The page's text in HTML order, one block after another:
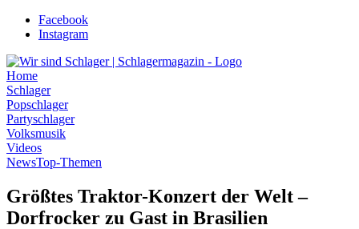
Zum
Inhalt
Facebook
Instagram
Home
Schlager
Popschlager
Partyschlager
Volksmusik
Videos
NewsTop-Themen
Größtes Traktor-Konzert der Welt –
Dorfrocker zu Gast in Brasilien